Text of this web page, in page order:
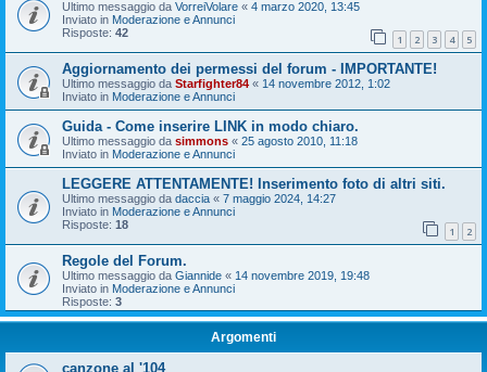
Ultimo messaggio da VorreiVolare « 4 marzo 2020, 13:45
Inviato in Moderazione e Annunci
Risposte: 42 1 2 3 4 5
Aggiornamento dei permessi del forum - IMPORTANTE!
Ultimo messaggio da Starfighter84 « 14 novembre 2012, 1:02
Inviato in Moderazione e Annunci
Guida - Come inserire LINK in modo chiaro.
Ultimo messaggio da simmons « 25 agosto 2010, 11:18
Inviato in Moderazione e Annunci
LEGGERE ATTENTAMENTE! Inserimento foto di altri siti.
Ultimo messaggio da daccia « 7 maggio 2024, 14:27
Inviato in Moderazione e Annunci
Risposte: 18 1 2
Regole del Forum.
Ultimo messaggio da Giannide « 14 novembre 2019, 19:48
Inviato in Moderazione e Annunci
Risposte: 3
Argomenti
canzone al '104